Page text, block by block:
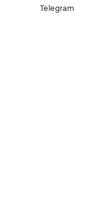
Telegram